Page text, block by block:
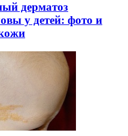
дерматоз
у детей: фото и